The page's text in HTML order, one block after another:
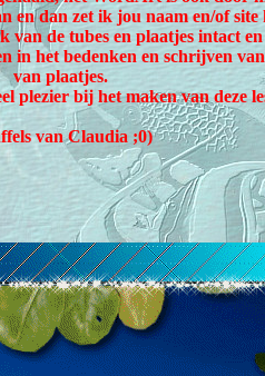
en dan zet ik jou naam en/of site
de tubes en plaatjes intact en
in het bedenken en schrijven
van plaatjes.
plezier bij het maken van deze
van Claudia ;0)